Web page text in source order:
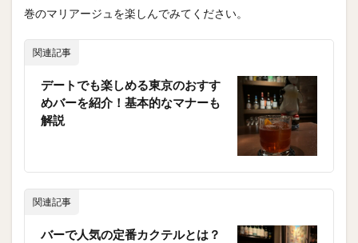
巻のマリアージュを楽しんでみてください。
関連記事
デートでも楽しめる東京のおすす
めバーを紹介！基本的なマナーも
解説
関連記事
バーで人気の定番カクテルとは？